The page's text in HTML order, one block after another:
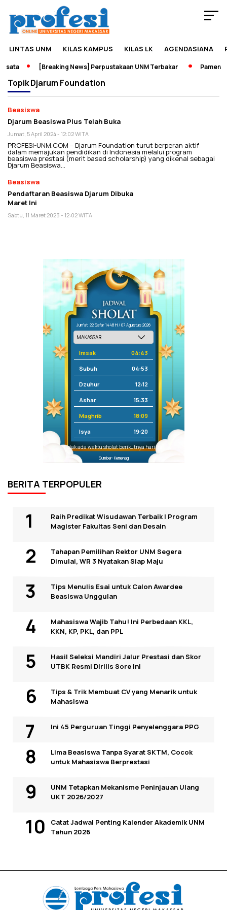
LINTAS UNM KILAS KAMPUS KILAS LK AGENDASIANA
[Breaking News] Perpustakaan UNM Terbakar
TopikDjarum Foundation
Beasiswa
Djarum Beasiswa Plus Telah Buka
Jumat, 5 April 2024 - 12:02 WITA
PROFESI-UNM.COM – Djarum Foundation turut berperan aktif
dalam memajukan pendidikan di Indonesia melalui program
beasiswa prestasi (merit based scholarship) yang dikenal sebagai
Djarum Beasiswa…
Beasiswa
Pendaftaran Beasiswa Djarum Dibuka
Maret Ini
Sabtu, 11 Maret 2023 - 12:02 WITA
Jum'at, 22 Safar 1448 H / 07 Agustus 2026
Imsak 04:43
Subuh 04:53
Dzuhur 12:12
Ashar 15:33
Maghrib 18:09
Isya 19:20
Tidak ada waktu sholat berikutnya hari ini.
Sumber: Kemenag
BERITA TERPOPULER
Raih Predikat Wisudawan Terbaik I Program
Magister Fakultas Seni dan Desain
Tahapan Pemilihan Rektor UNM Segera
Dimulai, WR 3 Nyatakan Siap Maju
Tips Menulis Esai untuk Calon Awardee
Beasiswa Unggulan
Mahasiswa Wajib Tahu! Ini Perbedaan KKL,
KKN, KP, PKL, dan PPL
Hasil Seleksi Mandiri Jalur Prestasi dan Skor
UTBK Resmi Dirilis Sore Ini
Tips & Trik Membuat CV yang Menarik untuk
Mahasiswa
Ini 45 Perguruan Tinggi Penyelenggara PPG
Lima Beasiswa Tanpa Syarat SKTM, Cocok
untuk Mahasiswa Berprestasi
UNM Tetapkan Mekanisme Peninjauan Ulang
UKT 2026/2027
Catat Jadwal Penting Kalender Akademik UNM
Tahun 2026